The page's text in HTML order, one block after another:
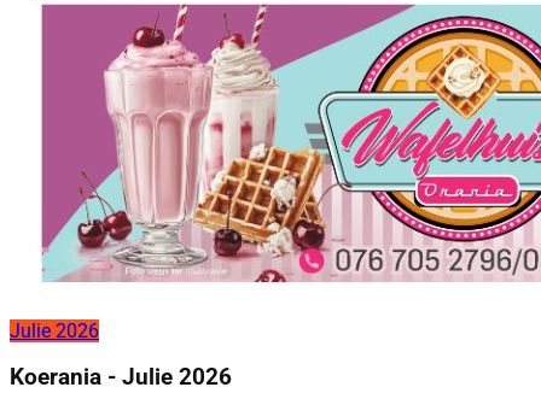
Julie 2026
Koerania - Julie 2026